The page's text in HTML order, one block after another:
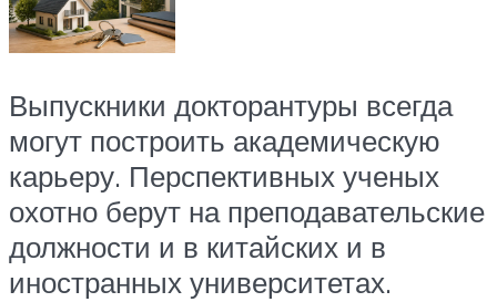
Выпускники докторантуры всегда
могут построить академическую
карьеру. Перспективных ученых
охотно берут на преподавательские
должности и в китайских и в
иностранных университетах.